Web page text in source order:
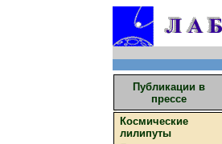
Публикации в
прессе
Космические
лилипуты